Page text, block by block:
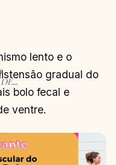
→
lento e o
gradual do
bolo fecal e
ventre.